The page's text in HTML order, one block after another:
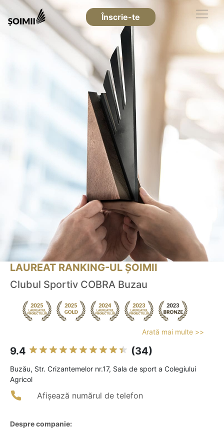
Înscrie-te
LAUREAT RANKING-UL ȘOIMII
Clubul Sportiv COBRA Buzau
Arată mai multe >>
9.4 (34)
Buzău, Str. Crizantemelor nr.17, Sala de sport a Colegiului
Agricol
Afișează numărul de telefon
Despre companie: